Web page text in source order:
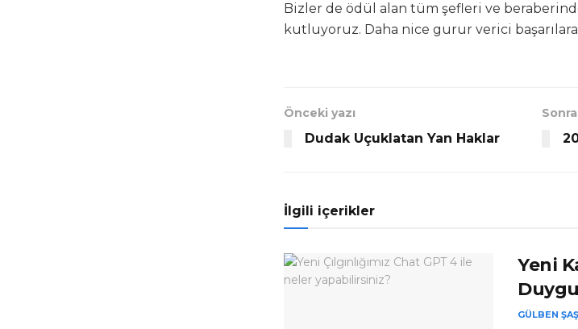
Bizler de ödül alan tüm şefleri ve
kutluyoruz. Daha nice gurur verici
Önceki yazı
Dudak Uçuklatan Yan Haklar
İlgili içerikler
Yeni
GÜLBEN ŞAŞ